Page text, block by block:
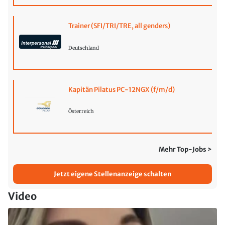
Trainer (SFI/TRI/TRE, all genders)
Deutschland
Kapitän Pilatus PC-12NGX (f/m/d)
Österreich
Mehr Top-Jobs >
Jetzt eigene Stellenanzeige schalten
Video